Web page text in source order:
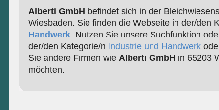
Alberti GmbH befindet sich in der
Wiesbaden. Sie finden die Webseite in der/den
Handwerk. Nutzen Sie unsere Suchfunktion
der/den Kategorie/n Industrie und Handwerk
Sie andere Firmen wie Alberti GmbH in 65203
möchten.